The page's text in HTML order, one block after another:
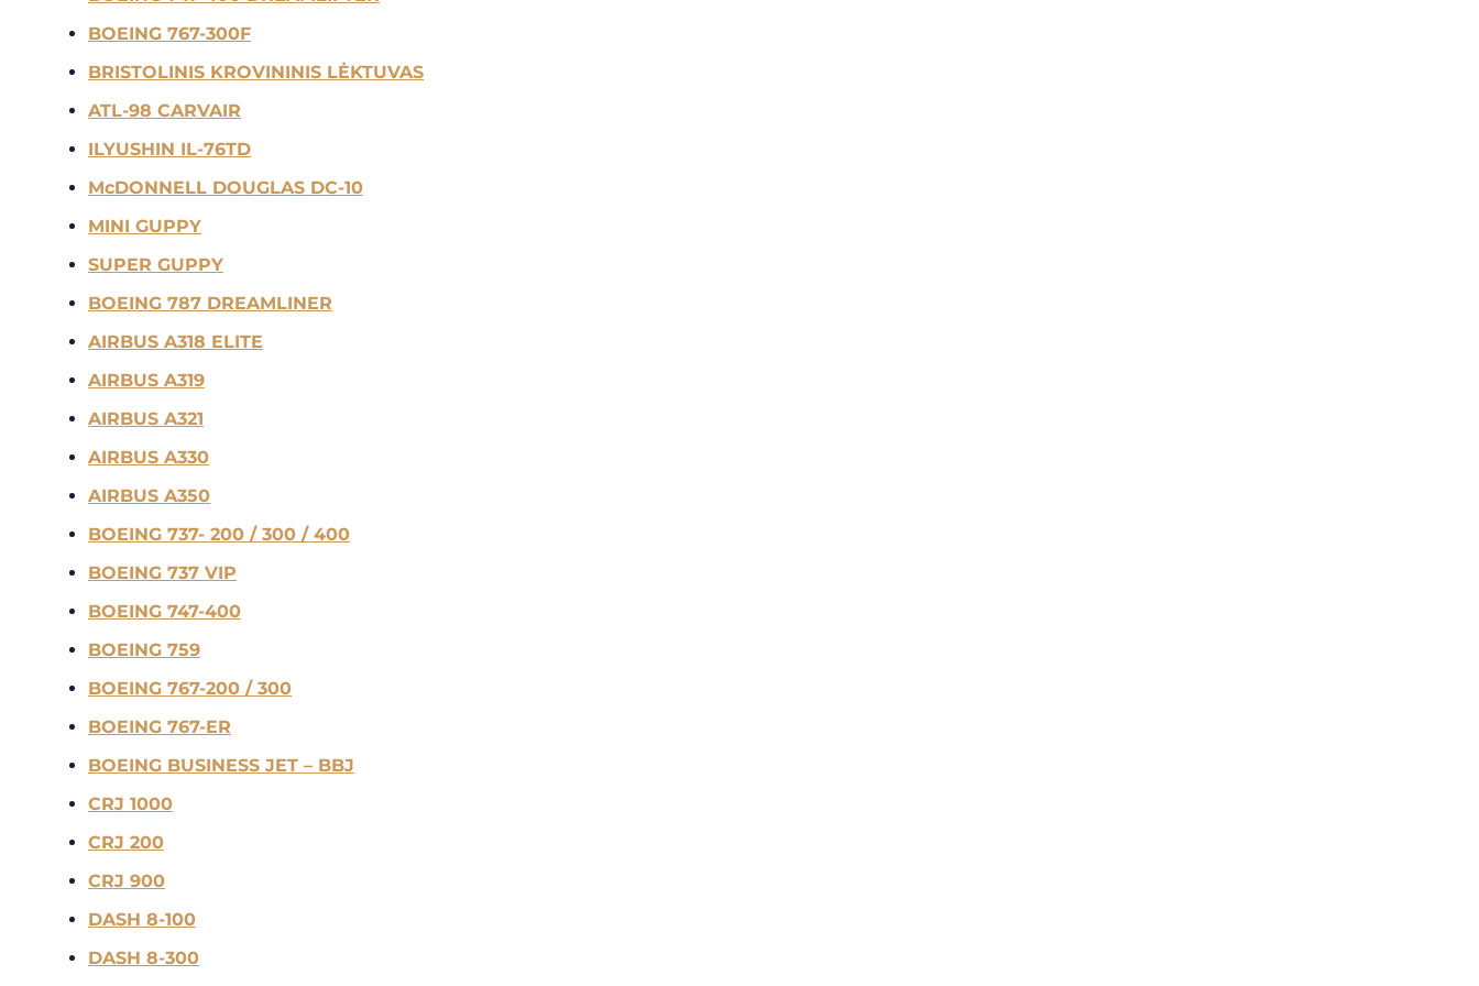
BOEING 767-300F
BRISTOLINIS KROVININIS LĖKTUVAS
ATL-98 CARVAIR
ILYUSHIN IL-76TD
McDONNELL DOUGLAS DC-10
MINI GUPPY
SUPER GUPPY
BOEING 787 DREAMLINER
AIRBUS A318 ELITE
AIRBUS A319
AIRBUS A321
AIRBUS A330
AIRBUS A350
BOEING 737- 200 / 300 / 400
BOEING 737 VIP
BOEING 747-400
BOEING 759
BOEING 767-200 / 300
BOEING 767-ER
BOEING BUSINESS JET – BBJ
CRJ 1000
CRJ 200
CRJ 900
DASH 8-100
DASH 8-300